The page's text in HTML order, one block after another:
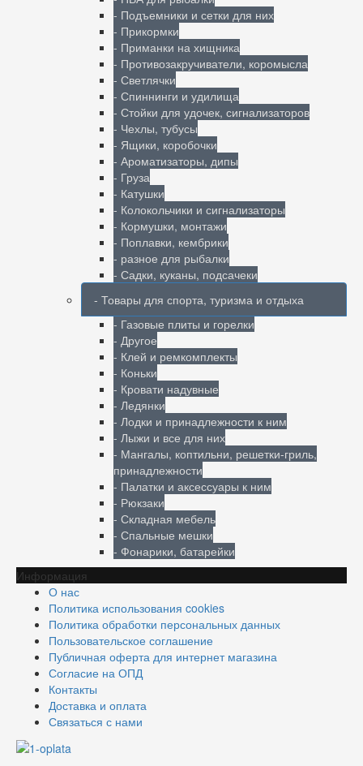
- Подъемники и сетки для них
- Прикормки
- Приманки на хищника
- Противозакручиватели, коромысла
- Светлячки
- Спиннинги и удилища
- Стойки для удочек, сигнализаторов
- Чехлы, тубусы
- Ящики, коробочки
- Ароматизаторы, дипы
- Груза
- Катушки
- Колокольчики и сигнализаторы
- Кормушки, монтажи
- Поплавки, кембрики
- разное для рыбалки
- Садки, куканы, подсачеки
- Товары для спорта, туризма и отдыха
- Газовые плиты и горелки
- Другое
- Клей и ремкомплекты
- Коньки
- Кровати надувные
- Ледянки
- Лодки и принадлежности к ним
- Лыжи и все для них
- Мангалы, коптильни, решетки-гриль,
принадлежности
- Палатки и аксессуары к ним
- Рюкзаки
- Складная мебель
- Спальные мешки
- Фонарики, батарейки
Информация
О нас
Политика использования cookies
Политика обработки персональных данных
Пользовательское соглашение
Публичная оферта для интернет магазина
Согласие на ОПД
Контакты
Доставка и оплата
Связаться с нами